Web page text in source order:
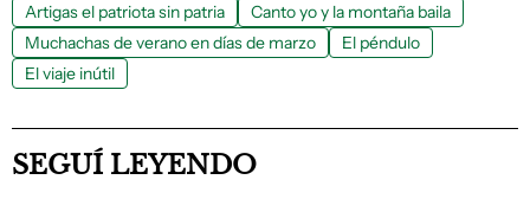
Artigas el patriota sin patria
Canto yo y la montaña baila
Muchachas de verano en días de marzo
El péndulo
El viaje inútil
SEGUÍ LEYENDO